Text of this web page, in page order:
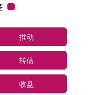
推动
转债
收盘